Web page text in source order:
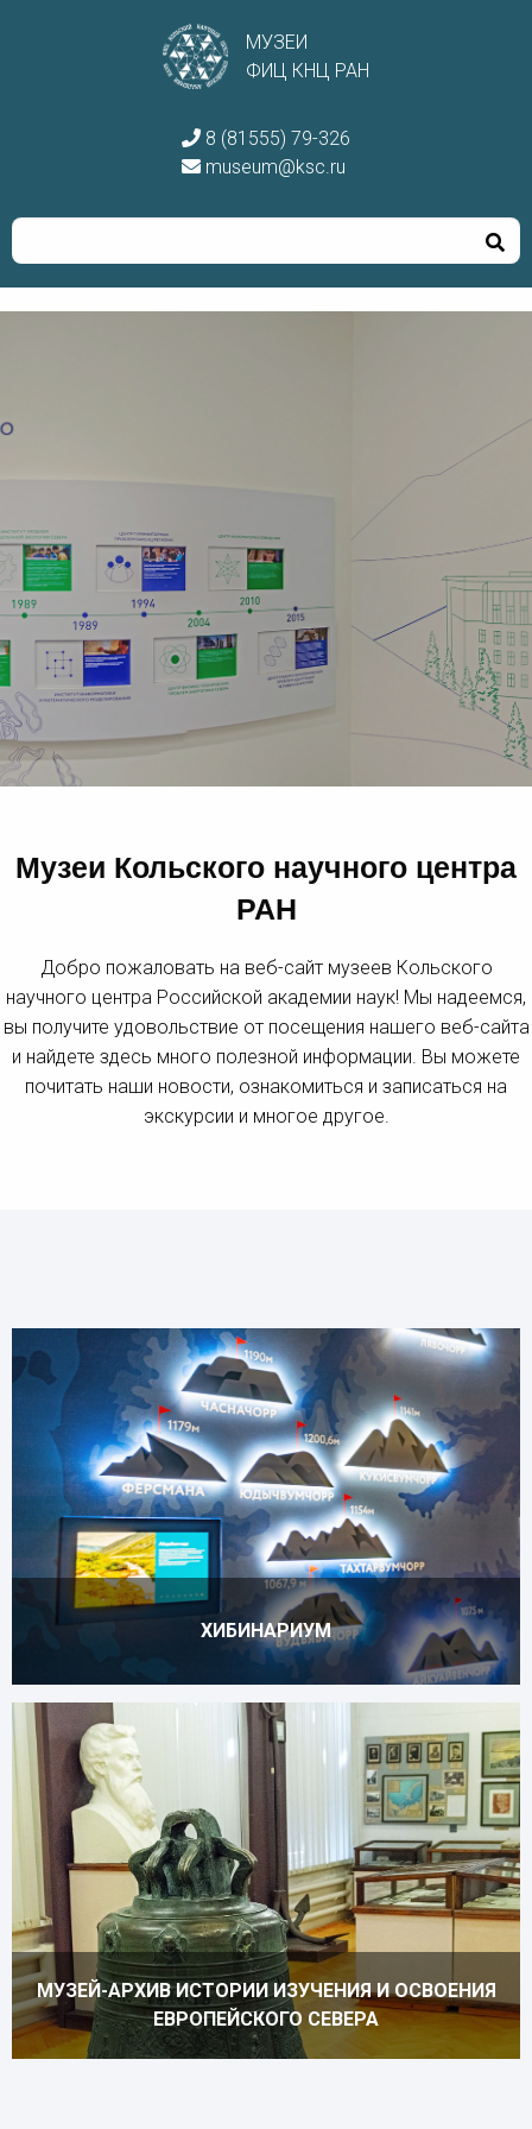
МУЗЕИ
ФИЦ КНЦ РАН
8 (81555) 79-326
museum@ksc.ru
Музеи Кольского научного центра
РАН
Добро пожаловать на веб-сайт музеев Кольского
научного центра Российской академии наук! Мы надеемся,
вы получите удовольствие от посещения нашего веб-сайта
и найдете здесь много полезной информации. Вы можете
почитать наши новости, ознакомиться и записаться на
экскурсии и многое другое.
ХИБИНАРИУМ
МУЗЕЙ-АРХИВ ИСТОРИИ ИЗУЧЕНИЯ И ОСВОЕНИЯ
ЕВРОПЕЙСКОГО СЕВЕРА